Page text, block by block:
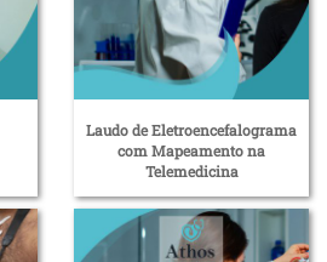
Laudo de Eletroencefalograma
com Mapeamento na
Telemedicina